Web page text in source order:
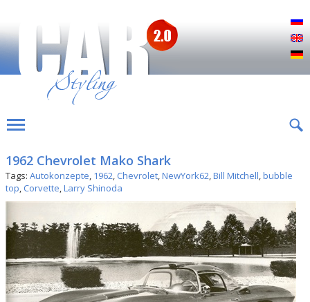
1962 Chevrolet Mako Shark
Tags: Autokonzepte, 1962, Chevrolet,NewYork62,Bill Mitchell,bubble
top, Corvette,Larry Shinoda